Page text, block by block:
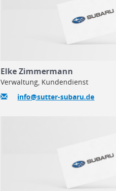
Elke Zimmermann
Verwaltung, Kundendienst
info@sutter-subaru.de